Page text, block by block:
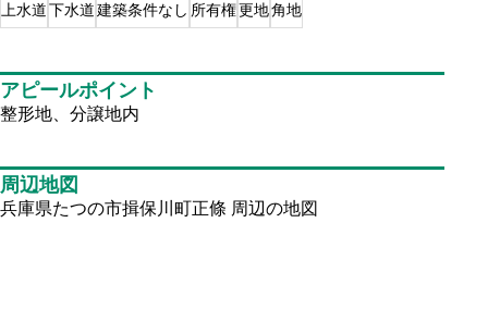
上水道下水道建築条件なし 所有権更地角地
アピールポイント
整形地、分譲地内
周辺地図
兵庫県たつの市揖保川町正條 周辺の地図